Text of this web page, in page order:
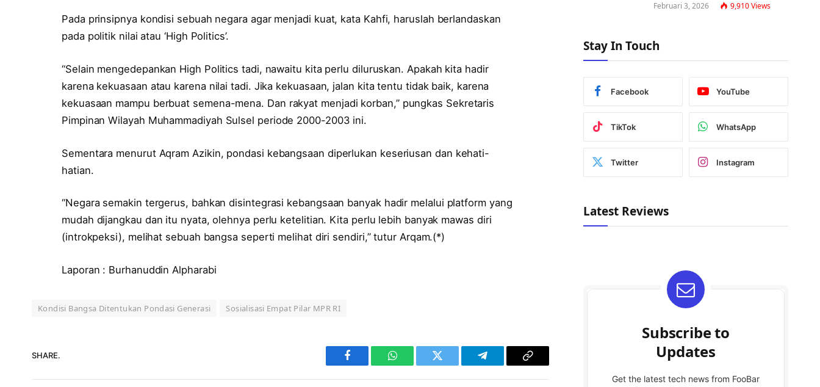
Pada prinsipnya kondisi sebuah negara agar menjadi kuat, kata Kahfi, haruslah berlandaskan
pada politik nilai atau ‘High Politics’.
“Selain mengedepankan High Politics tadi, nawaitu kita perlu diluruskan. Apakah kita hadir
karena kekuasaan atau karena nilai tadi. Jika kekuasaan, jalan kita tentu tidak baik, karena
kekuasaan mampu berbuat semena-mena. Dan rakyat menjadi korban,” pungkas Sekretaris
Pimpinan Wilayah Muhammadiyah Sulsel periode 2000-2003 ini.
Sementara menurut Aqram Azikin, pondasi kebangsaan diperlukan keseriusan dan kehati-
hatian.
“Negara semakin tergerus, bahkan disintegrasi kebangsaan banyak hadir melalui platform yang
mudah dijangkau dan itu nyata, olehnya perlu ketelitian. Kita perlu lebih banyak mawas diri
(introkpeksi), melihat sebuah bangsa seperti melihat diri sendiri,” tutur Arqam.(*)
Laporan : Burhanuddin Alpharabi
Kondisi Bangsa Ditentukan Pondasi Generasi Sosialisasi Empat Pilar MPR RI
SHARE.
Facebook WhatsAppTwitter Telegram Copy
Februari 3, 2026 9,910Views
Stay In Touch
Facebook YouTube
TikTok WhatsApp
Twitter Instagram
Latest Reviews
Subscribe to
Updates
Get the latest tech news from FooBar